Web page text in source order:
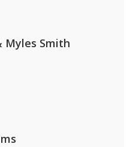
Myles Smith